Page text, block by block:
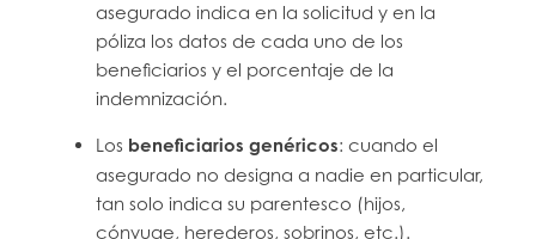
asegurado indica en la solicitud y en la
póliza los datos de cada uno de los
beneficiarios y el porcentaje de la
indemnización.
Los beneficiarios genéricos: cuando el
asegurado no designa a nadie en particular,
tan solo indica su parentesco (hijos,
cónyuge, herederos, sobrinos, etc.).